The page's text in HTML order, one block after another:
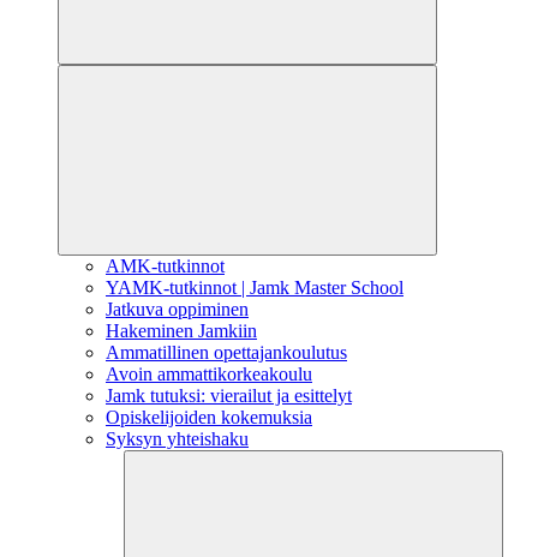
AMK-tutkinnot
YAMK-tutkinnot | Jamk Master School
Jatkuva oppiminen
Hakeminen Jamkiin
Ammatillinen opettajankoulutus
Avoin ammattikorkeakoulu
Jamk tutuksi: vierailut ja esittelyt
Opiskelijoiden kokemuksia
Syksyn yhteishaku